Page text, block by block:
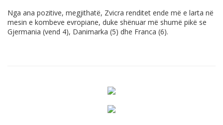
Nga ana pozitive, megjithatë, Zvicra renditet ende më e larta në
mesin e kombeve evropiane, duke shënuar më shumë pikë se
Gjermania (vend 4), Danimarka (5) dhe Franca (6).